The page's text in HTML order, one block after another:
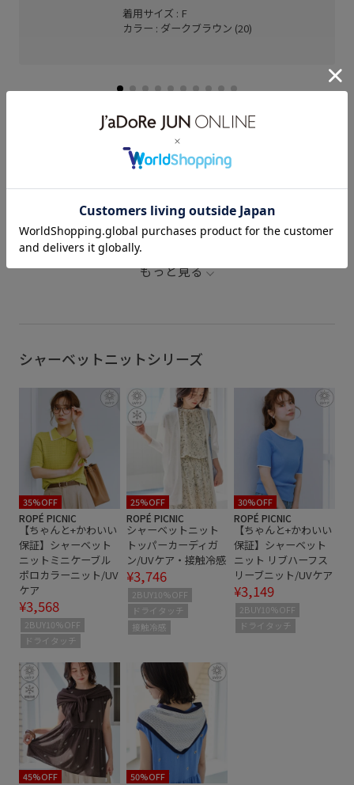
着用サイズ : F
カラー : ダークブラウン (20)
26SS20gsr 26SSRP羽織り 26SSシャーベットニット
SALEランキングTOP100 UVケア
コットン シアー シアー感 シャリ感
ショート丈 スタイルアップ スッキリ
デコルテがきれい ドライタッチ ナイロン
ニット ハイウエスト バランスが良い
フレアスカート ベーシック ベーシックカラー
ペプラム リラックス感 ワンピース 上品
伸縮性 夏の機能素材アイテム 抜け感
接触冷感 細く見える 脚長効果 薄手
透かし編み
もっと見る
シャーベットニットシリーズ
35%OFF
ROPÉ PICNIC
【ちゃんと+かわいい
保証】シャーベット
ニットミニケーブル
ポロカラーニット/UV
ケア
¥3,568
2BUY10%OFF
ドライタッチ
25%OFF
ROPÉ PICNIC
シャーベットニット
トッパーカーディガ
ン/UVケア・接触冷感
¥3,746
2BUY10%OFF
ドライタッチ
接触冷感
30%OFF
ROPÉ PICNIC
【ちゃんと+かわいい
保証】シャーベット
ニット リブハーフス
リーブニット/UVケア
¥3,149
2BUY10%OFF
ドライタッチ
45%OFF 50%OFF